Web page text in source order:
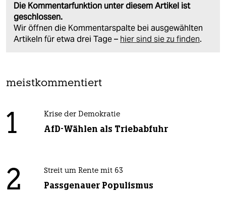
Die Kommentarfunktion unter diesem Artikel ist
geschlossen.
Wir öffnen die Kommentarspalte bei ausgewählten
Artikeln für etwa drei Tage – hier sind sie zu finden.
meistkommentiert
1 Krise der Demokratie
AfD-Wählen als Triebabfuhr
2 Streit um Rente mit 63
Passgenauer Populismus